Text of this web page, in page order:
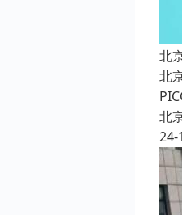
北
北
北
24-